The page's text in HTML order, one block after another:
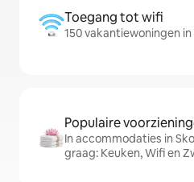
Toegang tot wifi
150 vakantiewoningen
Populaire
In accommodaties in
graag: Keuken, Wifi en